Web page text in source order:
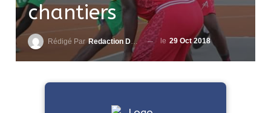
chantiers
Rédigé ParRedaction DjenaSport le 29 Oct 2018